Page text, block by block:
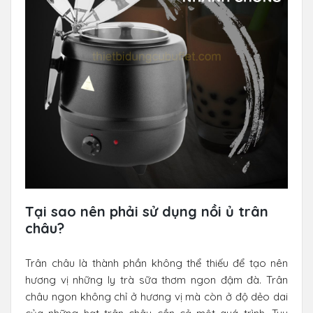
Tại sao nên phải sử dụng nồi ủ trân
châu?
Trân châu là thành phần không thể thiếu để tạo nên
hương vị những ly trà sữa thơm ngon đậm đà. Trân
châu ngon không chỉ ở hương vị mà còn ở độ dẻo dai